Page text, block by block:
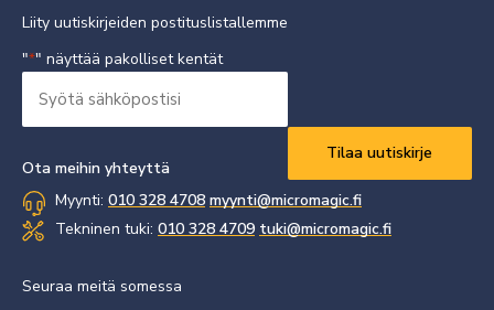
Liity uutiskirjeiden postituslistallemme
"*" näyttää pakolliset kentät
sähköpostisi
Ota meihin yhteyttä
Myynti: 010 328 4708 myynti@micromagic.fi
Tekninen tuki: 010 328 4709 tuki@micromagic.fi
Seuraa meitä somessa